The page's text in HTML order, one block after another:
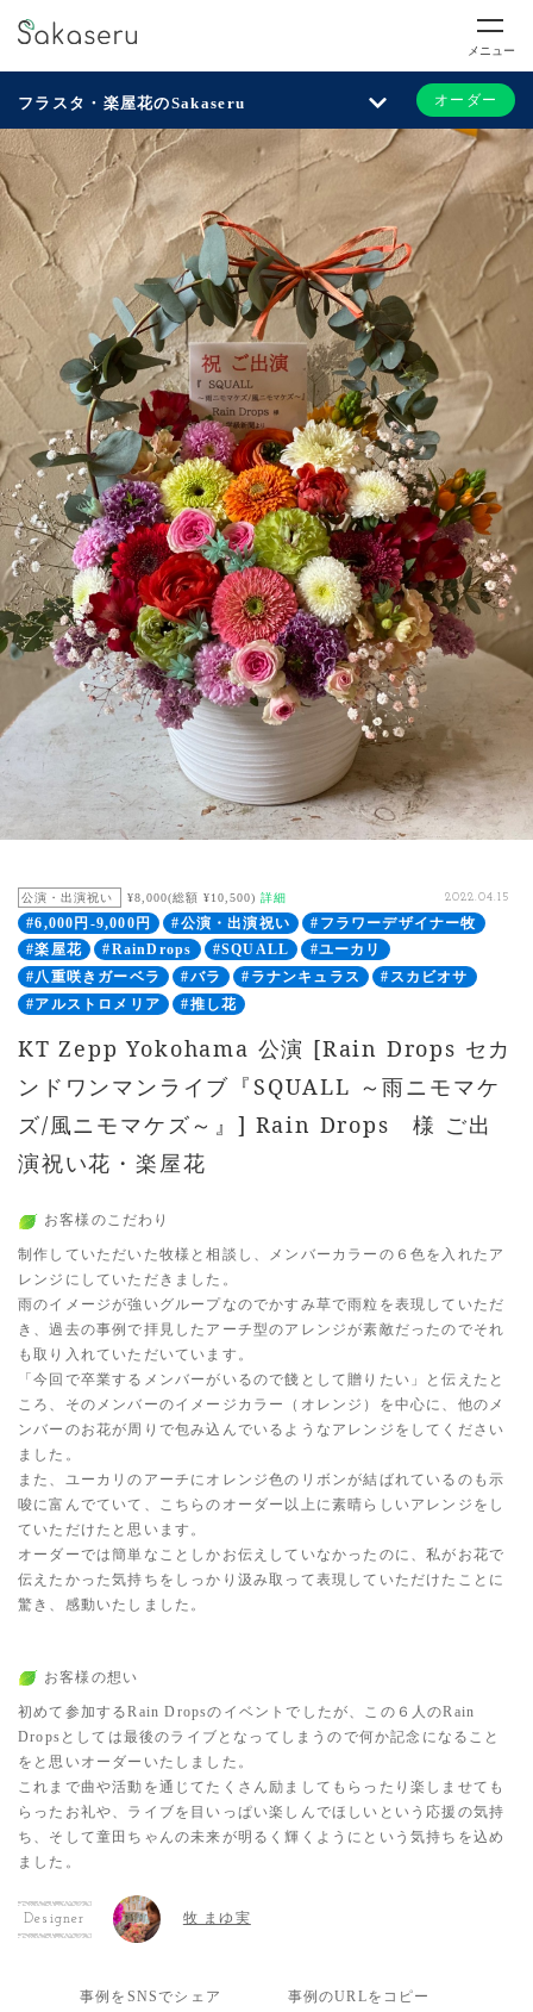
メニュー
フラスタ・楽屋花のSakaseru オーダー
公演・出演祝い ¥8,000(総額 ¥10,500) 詳細 2022.04.15
#6,000円-9,000円 #公演・出演祝い
#フラワーデザイナー牧
#楽屋花
#RainDrops #SQUALL
#ユーカリ
#八重咲きガーベラ
#バラ #ラナンキュラス
#スカビオサ
#アルストロメリア
#推し花
KT Zepp Yokohama 公演 [Rain Drops セカ
ンドワンマンライブ『SQUALL ～雨ニモマケ
ズ/風ニモマケズ～』] Rain Drops 様 ご出
演祝い花・楽屋花
お客様のこだわり
制作していただいた牧様と相談し、メンバーカラーの６色を入れたア
レンジにしていただきました。
雨のイメージが強いグループなのでかすみ草で雨粒を表現していただ
き、過去の事例で拝見したアーチ型のアレンジが素敵だったのでそれ
も取り入れていただいています。
「今回で卒業するメンバーがいるので餞として贈りたい」と伝えたと
ころ、そのメンバーのイメージカラー（オレンジ）を中心に、他のメ
ンバーのお花が周りで包み込んでいるようなアレンジをしてください
ました。
また、ユーカリのアーチにオレンジ色のリボンが結ばれているのも示
唆に富んでていて、こちらのオーダー以上に素晴らしいアレンジをし
ていただけたと思います。
オーダーでは簡単なことしかお伝えしていなかったのに、私がお花で
伝えたかった気持ちをしっかり汲み取って表現していただけたことに
驚き、感動いたしました。
お客様の想い
初めて参加するRain Dropsのイベントでしたが、この６人のRain
Dropsとしては最後のライブとなってしまうので何か記念になること
をと思いオーダーいたしました。
これまで曲や活動を通じてたくさん励ましてもらったり楽しませても
らったお礼や、ライブを目いっぱい楽しんでほしいという応援の気持
ち、そして童田ちゃんの未来が明るく輝くようにという気持ちを込め
ました。
Designer 牧 まゆ実
事例をSNSでシェア 事例のURLをコピー